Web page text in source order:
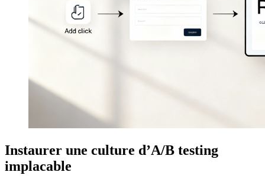
Instaurer une culture d’A/B testing
implacable